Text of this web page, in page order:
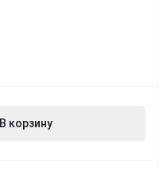
В корзину